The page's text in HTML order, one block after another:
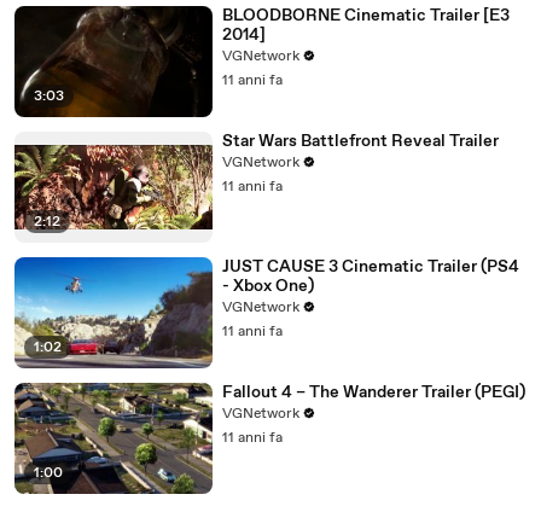
3:03
BLOODBORNE Cinematic Trailer [E3
2014]
VGNetwork
11 anni fa
2:12
Star Wars Battlefront Reveal Trailer
VGNetwork
11 anni fa
1:02
JUST CAUSE 3 Cinematic Trailer (PS4
- Xbox One)
VGNetwork
11 anni fa
1:00
Fallout 4 – The Wanderer Trailer (PEGI)
VGNetwork
11 anni fa